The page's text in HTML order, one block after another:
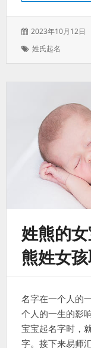
发
于：
2023年10月12日
标
姓氏起名
姓熊的
熊姓女
名字在一个人的
个人的一生的影
宝宝起名字时，
字。接下来易师